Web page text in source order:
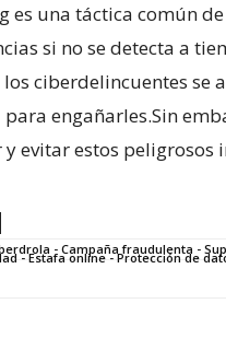
es una táctica común
si no se detecta a⁣
ciberdelincuentes se
engañarles.Sin
evitar estos peligrosos
- Campaña fraudulenta -
- Estafa online - Protección de